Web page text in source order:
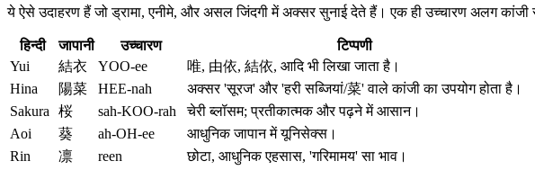
ये ऐसे उदाहरण हैं जो ड्रामा, एनीमे, और असल जिंदगी में अक्सर सुनाई देते हैं। एक ही उच्चारण अलग
हिन्दी जापानी उच्चारण
टिप्पणी
Yui
結衣 YOO-ee
唯, 由依, 結依, आदि भी लिखा जाता है।
Hina
陽菜 HEE-nah
अक्सर 'सूरज' और 'हरी सब्जियां/菜' वाले कांजी का उपयोग होता है।
Sakura
桜 sah-KOO-rah
चेरी ब्लॉसम; प्रतीकात्मक और पढ़ने में आसान।
Aoi
葵 ah-OH-ee
आधुनिक जापान में यूनिसेक्स।
Rin
凛 reen
छोटा, आधुनिक एहसास, 'गरिमामय' सा भाव।